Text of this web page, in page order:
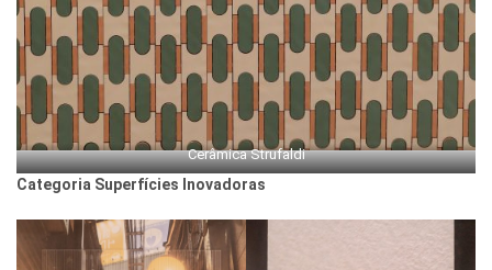
Cerâmica Strufaldi
Categoria Superfícies Inovadoras